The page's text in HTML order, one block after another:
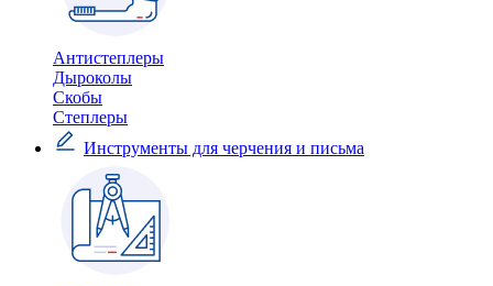
Антистеплеры
Дыроколы
Скобы
Степлеры
Инструменты для черчения и письма